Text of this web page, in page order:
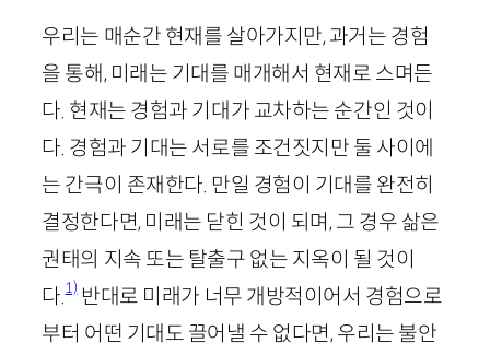
우리는 매순간 현재를 살아가지만, 과거는 경험
을 통해, 미래는 기대를 매개해서 현재로 스며든
다. 현재는 경험과 기대가 교차하는 순간인 것이
다. 경험과 기대는 서로를 조건짓지만 둘 사이에
는 간극이 존재한다. 만일 경험이 기대를 완전히
결정한다면, 미래는 닫힌 것이 되며, 그 경우 삶은
권태의 지속 또는 탈출구 없는 지옥이 될 것이
다.1)반대로 미래가 너무 개방적이어서 경험으로
부터 어떤 기대도 끌어낼 수 없다면, 우리는 불안